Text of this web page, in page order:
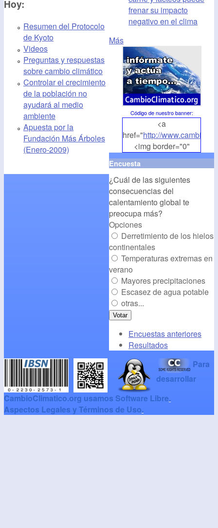
Hoy:
Resumen del Protocolo
de Kyoto
Videos
Preguntas y respuestas
sobre cambio climático
Controlar el crecimiento
de la población no
ayudará al medio
ambiente
Apuesta por la
Fundación Más Árboles
(Enero-2009)
frenar su impacto
negativo en el clima
Más
Código de nuestro banner:
<a
href="http://
<img border="0"
align="middle"
src="http://
alt="CambioClimatico.org"
/></a>
Encuesta
¿Cuál de las siguientes
consecuencias del
calentamiento global te
preocupa más?
Opciones
Derretimiento de los hielos
continentales
Temperaturas extremas en
verano
Mayores precipitaciones
Escasez de agua potable
otras...
Encuestas anteriores
Resultados
Para
desarrollar
CambioClimatico.org usamos Software Libre.
Aspectos Legales y Términos de Uso.